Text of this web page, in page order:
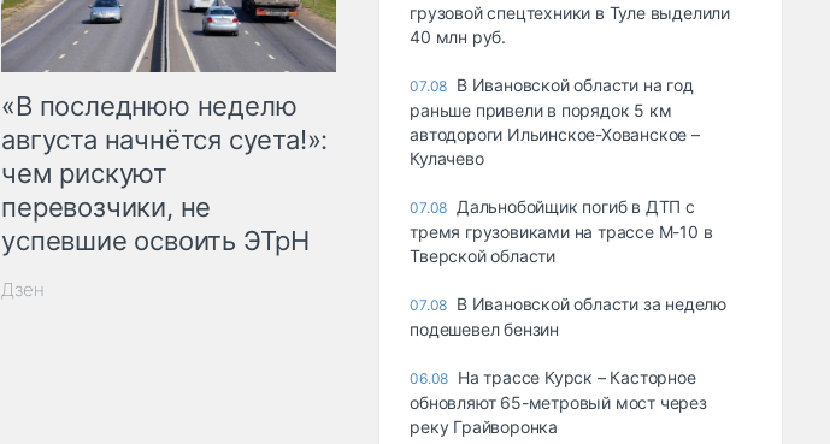
«В последнюю неделю
августа начнётся суета!»:
чем рискуют
перевозчики, не
успевшие освоить ЭТрН
Дзен
грузовой спецтехники в Туле выделили
40 млн руб.
07.08 В Ивановской области на год
раньше привели в порядок 5 км
автодороги Ильинское-Хованское –
Кулачево
07.08 Дальнобойщик погиб в ДТП с
тремя грузовиками на трассе М-10 в
Тверской области
07.08 В Ивановской области за неделю
подешевел бензин
06.08 На трассе Курск – Касторное
обновляют 65-метровый мост через
реку Грайворонка